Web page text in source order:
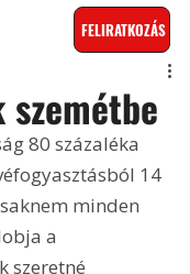
FELIRATKOZÁS
szemétbe
80 százaléka
14
minden
a
szeretné